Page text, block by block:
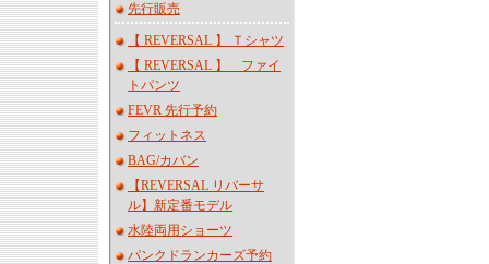
先行販売
【 REVERSAL 】 Ｔシャツ
【 REVERSAL 】 ファイ
トパンツ
FEVR 先行予約
フィットネス
BAG/カバン
【REVERSAL リバーサ
ル】新定番モデル
水陸両用ショーツ
パンクドランカーズ予約